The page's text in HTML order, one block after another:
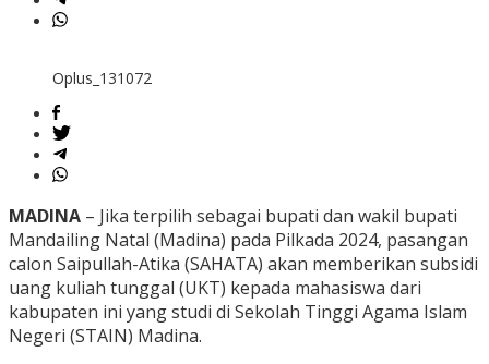
Oplus_131072
MADINA – Jika terpilih sebagai bupati dan wakil bupati
Mandailing Natal (Madina) pada Pilkada 2024, pasangan
calon Saipullah-Atika (SAHATA) akan memberikan subsidi
uang kuliah tunggal (UKT) kepada mahasiswa dari
kabupaten ini yang studi di Sekolah Tinggi Agama Islam
Negeri (STAIN) Madina.